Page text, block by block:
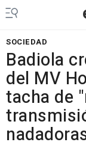
SOCIEDAD
Badiola
del MV
tacha de